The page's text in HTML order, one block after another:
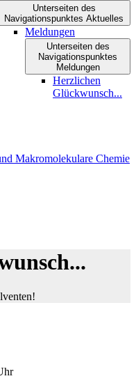
Unterseiten des
Navigationspunktes Aktuelles
Meldungen
Unterseiten des
Navigationspunktes
Meldungen
Herzlichen
Glückwunsch...
Makromolekulare Chemie